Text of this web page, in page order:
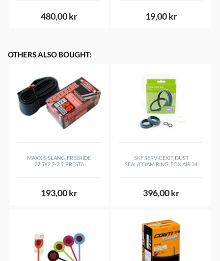
480,00 kr 19,00 kr
OTHERS ALSO BOUGHT:
MAXXIS SLANG, FREERIDE
27.5X2.2-2.5, PRESTA
193,00 kr
SKF SERVICEKIT, DUST
SEAL/FOAM RING, FOX AIR 34
396,00 kr